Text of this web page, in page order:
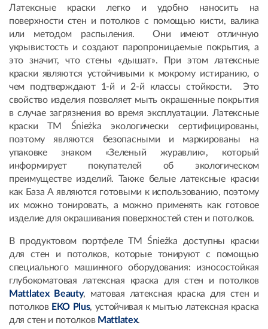
Латексные краски легко и удобно наносить на
поверхности стен и потолков с помощью кисти, валика
или методом распыления. Они имеют отличную
укрывистость и создают паропроницаемые покрытия, а
это значит, что стены «дышат». При этом латексные
краски являются устойчивыми к мокрому истиранию, о
чем подтверждают 1-й и 2-й классы стойкости. Это
свойство изделия позволяет мыть окрашенные покрытия
в случае загрязнения во время эксплуатации. Латексные
краски ТМ Śnieżka экологически сертифицированы,
поэтому являются безопасными и маркированы на
упаковке знаком «Зеленый журавлик», который
информирует покупателей об экологическом
преимуществе изделий. Также белые латексные краски
как База А являются готовыми к использованию, поэтому
их можно тонировать, а можно применять как готовое
изделие для окрашивания поверхностей стен и потолков.
В продуктовом портфеле ТМ Śnieżka доступны краски
для стен и потолков, которые тонируют с помощью
специального машинного оборудования: износостойкая
глубокоматовая латексная краска для стен и потолков
Mattlatex Beauty, матовая латексная краска для стен и
потолков EKO Plus, устойчивая к мытью латексная краска
для стен и потолков Mattlatex.